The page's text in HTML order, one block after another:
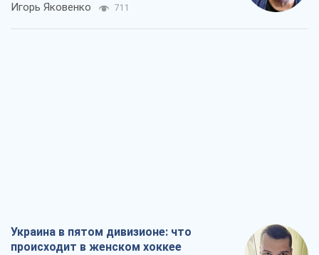
Игорь Яковенко 711
Украина в пятом дивизионе: что
происходит в женском хоккее